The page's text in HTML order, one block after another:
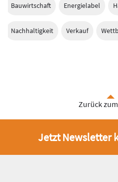
Bauwirtschaft Energielabel
Nachhaltigkeit Verkauf
Zurück
Jetzt Newsletter